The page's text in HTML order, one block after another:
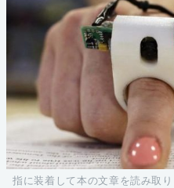
指に装着して本の文章を読み取